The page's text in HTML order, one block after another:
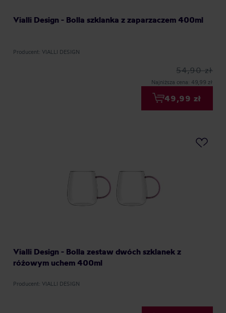
Vialli Design - Bolla szklanka z zaparzaczem 400ml
Producent: VIALLI DESIGN
54,90 zł
Najniższa cena: 49,99 zł
49,99 zł
Vialli Design - Bolla zestaw dwóch szklanek z
różowym uchem 400ml
Producent: VIALLI DESIGN